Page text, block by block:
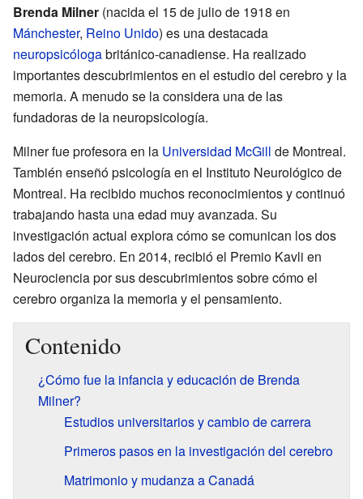
Brenda Milner (nacida el 15 de julio de 1918 en
Mánchester, Reino Unido) es una destacada
neuropsicólogabritánico-canadiense. Ha realizado
importantes descubrimientos en el estudio del cerebro y la
memoria. A menudo se la considera una de las
fundadoras de la neuropsicología.
Milner fue profesora en la Universidad McGill de Montreal.
También enseñó psicología en el Instituto Neurológico de
Montreal. Ha recibido muchos reconocimientos y continuó
trabajando hasta una edad muy avanzada. Su
investigación actual explora cómo se comunican los dos
lados del cerebro. En 2014, recibió el Premio Kavli en
Neurociencia por sus descubrimientos sobre cómo el
cerebro organiza la memoria y el pensamiento.
Contenido
¿Cómo fue la infancia y educación de Brenda
Milner?
Estudios universitarios y cambio de carrera
Primeros pasos en la investigación del cerebro
Matrimonio y mudanza a Canadá